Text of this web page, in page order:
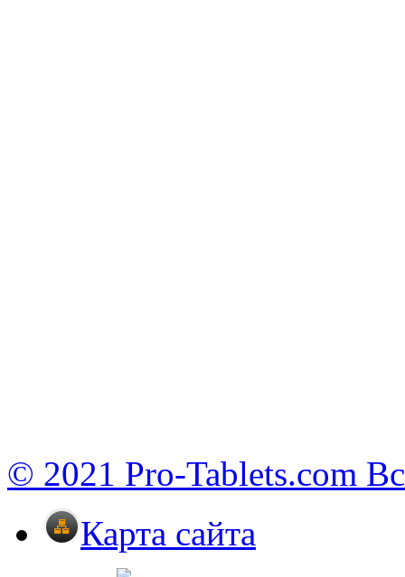
© 2021 Pro-Tablets.com
Карта сайта